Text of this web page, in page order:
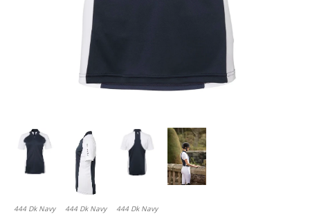
444 Dk Navy 444 Dk Navy 444 Dk Navy